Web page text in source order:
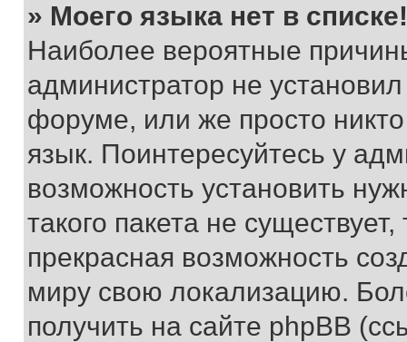
» Моего языка нет в списке!
Наиболее вероятные
администратор не
форуме, или же просто
язык. Поинтересуйтесь у
возможность установить
такого пакета не
прекрасная возможность
миру свою локализацию.
получить на сайте phpBB